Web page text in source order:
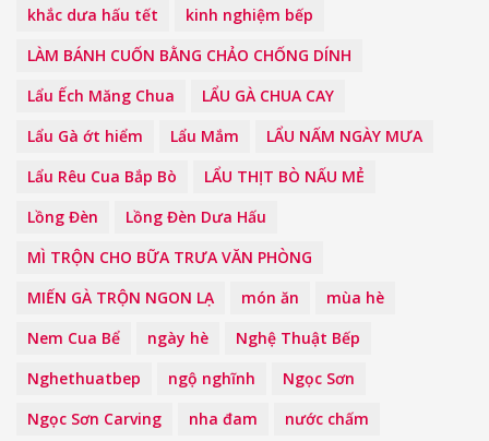
khắc dưa hấu tết
kinh nghiệm bếp
LÀM BÁNH CUỐN BẰNG CHẢO CHỐNG DÍNH
Lẩu Ếch Măng Chua
LẨU GÀ CHUA CAY
Lẩu Gà ớt hiểm
Lẩu Mắm
LẨU NẤM NGÀY MƯA
Lẩu Rêu Cua Bắp Bò
LẨU THỊT BÒ NẤU MẺ
Lồng Đèn
Lồng Đèn Dưa Hấu
MÌ TRỘN CHO BỮA TRƯA VĂN PHÒNG
MIẾN GÀ TRỘN NGON LẠ
món ăn
mùa hè
Nem Cua Bể
ngày hè
Nghệ Thuật Bếp
Nghethuatbep
ngộ nghĩnh
Ngọc Sơn
Ngọc Sơn Carving
nha đam
nước chấm